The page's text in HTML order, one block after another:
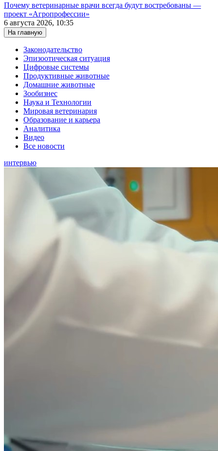
Почему ветеринарные врачи всегда будут востребованы —
проект «Агропрофессии»
6 августа 2026, 10:35
На главную
Законодательство
Эпизоотическая ситуация
Цифровые системы
Продуктивные животные
Домашние животные
Зообизнес
Наука и Технологии
Мировая ветеринария
Образование и карьера
Аналитика
Видео
Все новости
интервью